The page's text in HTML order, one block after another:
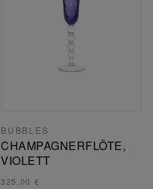
BUBBLES
CHAMPAGNERFLÖTE,
VIOLETT
325,00 €